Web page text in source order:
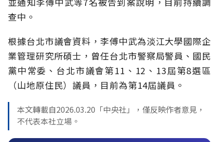
查中。
根據台北市議會資料，李傅中武為淡江大學國際企
業管理研究所碩士，曾任台北市警察局警員、國民
黨中常委、台北市議會第11、12、13屆第8選區
（山地原住民）議員，目前為第14屆議員。
本文轉載自2026.03.20「中央社」，僅反映作者意見，
不代表本社立場。